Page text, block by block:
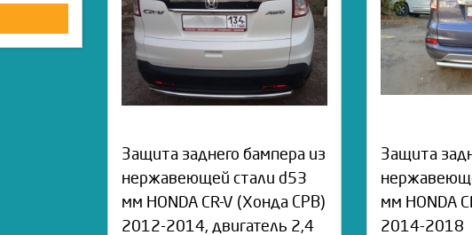
Защита заднего бампера из
нержавеющей стали d53
мм HONDA CR-V (Хонда СРВ)
2012-2014, двигатель 2,4
Защита
мм HONDA
2014-2018